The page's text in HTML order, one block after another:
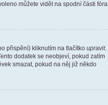
můžete vidět na spodní části fóra
přispění) kliknutím na tlačítko upravit.
dodatek se neobjeví, pokud zatím
smazat, pokud na něj již někdo